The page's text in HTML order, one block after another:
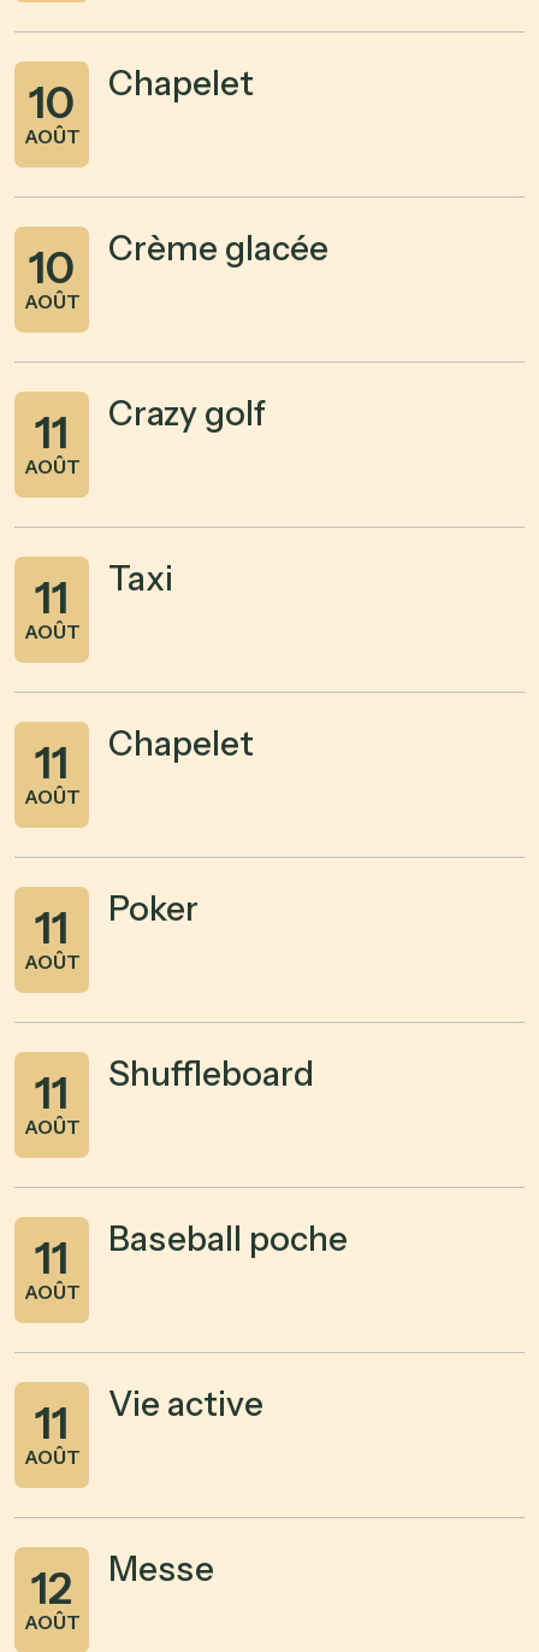
10
AOÛT
Chapelet
10
AOÛT
Crème glacée
11
AOÛT
Crazy golf
11
AOÛT
Taxi
11
AOÛT
Chapelet
11
AOÛT
Poker
11
AOÛT
Shuffleboard
11
AOÛT
Baseball poche
11
AOÛT
Vie active
12
AOÛT
Messe